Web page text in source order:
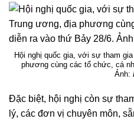
Hội nghị quốc gia, với sự tham
phương cùng các tổ chức, cá
Ảnh:
Đặc biệt, hội nghị còn sự
lý, các đơn vị chuyên môn,